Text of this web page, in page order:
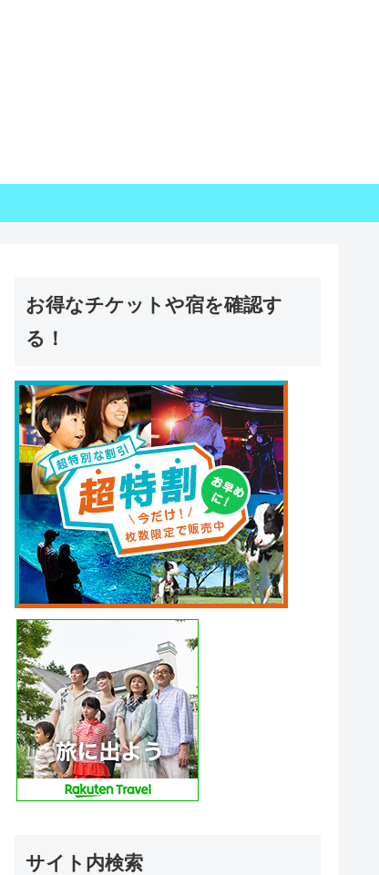
お得なチケットや宿を確認す
る！
サイト内検索